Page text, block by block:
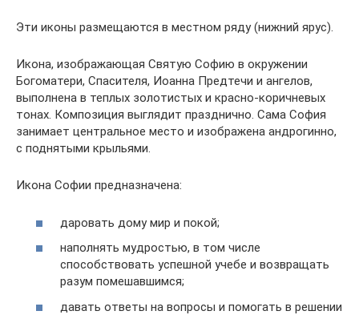
Эти иконы размещаются в местном ряду (нижний ярус).
Икона, изображающая Святую Софию в окружении
Богоматери, Спасителя, Иоанна Предтечи и ангелов,
выполнена в теплых золотистых и красно-коричневых
тонах. Композиция выглядит празднично. Сама София
занимает центральное место и изображена андрогинно,
с поднятыми крыльями.
Икона Софии предназначена:
даровать дому мир и покой;
наполнять мудростью, в том числе
способствовать успешной учебе и возвращать
разум помешавшимся;
давать ответы на вопросы и помогать в решении